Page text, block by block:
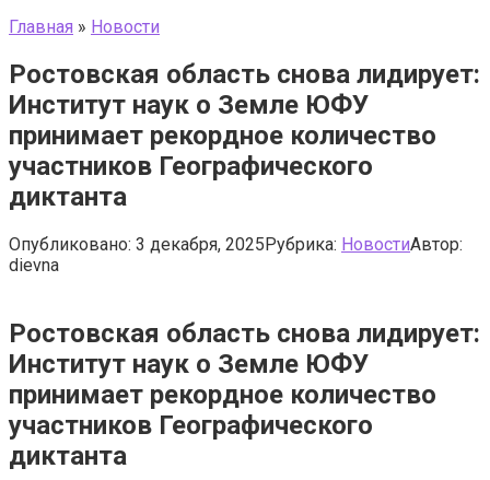
Главная » Новости
Ростовская область снова лидирует:
Институт наук о Земле ЮФУ
принимает рекордное количество
участников Географического
диктанта
Опубликовано: 3 декабря, 2025Рубрика: НовостиАвтор:
dievna
Ростовская область снова лидирует:
Институт наук о Земле ЮФУ
принимает рекордное количество
участников Географического
диктанта